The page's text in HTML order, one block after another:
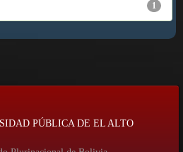
1
PÚBLICA DE EL ALTO